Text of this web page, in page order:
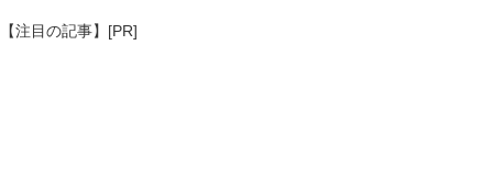
【注目の記事】[PR]